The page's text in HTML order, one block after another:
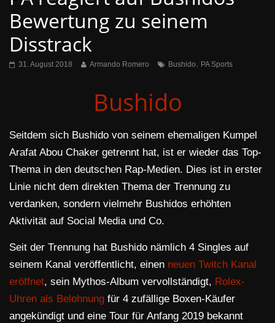
Bewertung zu seinem
Disstrack
31. August 2018 Armando Romero Bushido, PA Sports
Bushido
Seitdem sich Bushido von seinem ehemaligen Kumpel
Arafat Abou Chaker getrennt hat, ist er wieder das Top-
Thema in den deutschen Rap-Medien. Dies ist in erster
Linie nicht dem direkten Thema der Trennung zu
verdanken, sondern vielmehr Bushidos erhöhten
Aktivität auf Social Media und Co.
Seit der Trennung hat Bushido nämlich 4 Singles auf
seinem Kanal veröffentlicht, einen neuen Twitch Kanal
eröffnet, sein Mythos-Album vervollständigt, Rolex-
Uhren als Belohnung für 4 zufällige Boxen-Käufer
angekündigt und eine Tour für Anfang 2019 bekannt